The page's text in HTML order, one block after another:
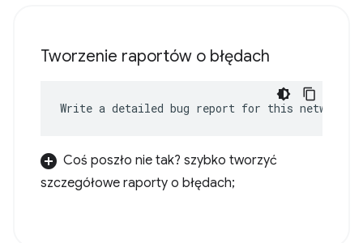
Tworzenie raportów o błędach
Write a detailed bug report for this network
Coś poszło nie tak? szybko tworzyć
szczegółowe raporty o błędach;